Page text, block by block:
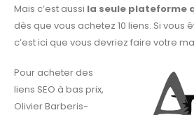
Mais c’est aussi la seule plateforme
dès que vous achetez 10 liens. Si vous
c’est ici que vous devriez faire votre
Pour acheter des
liens SEO à bas prix,
Olivier Barberis-